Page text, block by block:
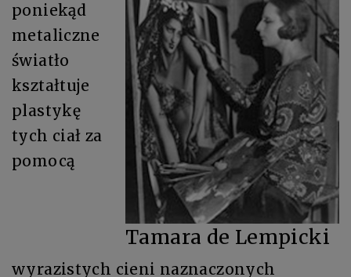
Tamara de Lempicki
poniekąd
metaliczne
światło
kształtuje
plastykę
tych ciał za
pomocą
wyrazistych cieni naznaczonych